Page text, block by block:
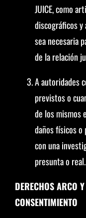
JUICE, como
discográficos y
sea necesaria
de la relación
A autoridades
previstos o
de los mismos
daños físicos o
con una
presunta o real.
DERECHOS ARCO
CONSENTIMIENTO